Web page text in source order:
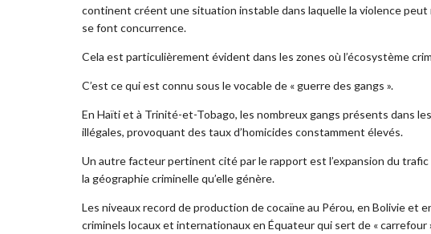
continent créent une situation instable dans laquelle la violence
se font concurrence.
Cela est particulièrement évident dans les zones où l’écosystème
C’est ce qui est connu sous le vocable de « guerre des gangs ».
En Haïti et à Trinité-et-Tobago, les nombreux gangs présents dans
illégales, provoquant des taux d’homicides constamment élevés.
Un autre facteur pertinent cité par le rapport est l’expansion du
la géographie criminelle qu’elle génère.
Les niveaux record de production de cocaïne au Pérou, en Bolivie et
criminels locaux et internationaux en Équateur qui sert de « carrefour